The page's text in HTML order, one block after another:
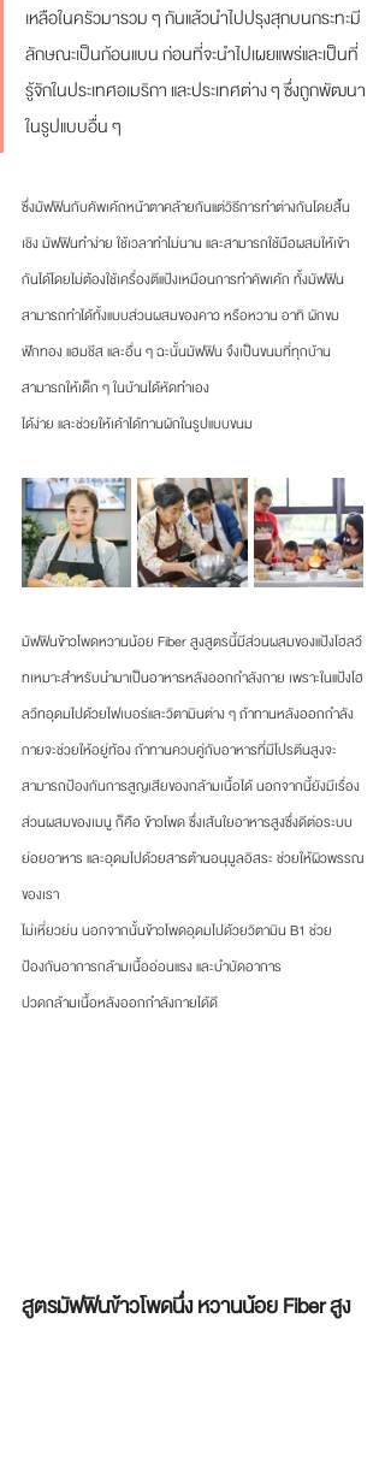
เหลือในครัวมารวม ๆ กันแล้วนำไปปรุงสุกบนกระทะมี
ลักษณะเป็นก้อนแบน ก่อนที่จะนำไปเผยแพร่และเป็นที่
รู้จักในประเทศอเมริกา และประเทศต่าง ๆ ซึ่งถูกพัฒนา
ในรูปแบบอื่น ๆ
ซึ่งมัฟฟินกับคัพเค้กหน้าตาคล้ายกันแต่วิธีการทำต่างกันโดยสิ้น
เชิง มัฟฟินทำง่าย ใช้เวลาทำไม่นาน และสามารถใช้มือผสมให้เข้า
กันได้โดยไม่ต้องใช้เครื่องตีแป้งเหมือนการทำคัพเค้ก ทั้งมัฟฟิน
สามารถทำได้ทั้งแบบส่วนผสมของคาว หรือหวาน อาทิ ผักขม
ฟักทอง แฮมชีส และอื่น ๆ ฉะนั้นมัฟฟิน จึงเป็นขนมที่ทุกบ้าน
สามารถให้เด็ก ๆ ในบ้านได้หัดทำเอง
ได้ง่าย และช่วยให้เค้าได้ทานผักในรูปแบบขนม
มัฟฟินข้าวโพดหวานน้อย Fiber สูงสูตรนี้มีส่วนผสมของแป้งโฮลวี
ทเหมาะสำหรับนำมาเป็นอาหารหลังออกกำลังกาย เพราะในแป้งโฮ
ลวีทอุดมไปด้วยไฟเบอร์และวิตามินต่าง ๆ ถ้าทานหลังออกกำลัง
กายจะช่วยให้อยู่ท้อง ถ้าทานควบคู่กับอาหารที่มีโปรตีนสูงจะ
สามารถป้องกันการสูญเสียของกล้ามเนื้อได้ นอกจากนี้ยังมีเรื่อง
ส่วนผสมของเมนู ก็คือ ข้าวโพด ซึ่งเส้นใยอาหารสูงซึ่งดีต่อระบบ
ย่อยอาหาร และอุดมไปด้วยสารต้านอนุมูลอิสระ ช่วยให้ผิวพรรณ
ของเรา
ไม่เหี่ยวย่น นอกจากนั้นข้าวโพดอุดมไปด้วยวิตามิน B1 ช่วย
ป้องกันอาการกล้ามเนื้ออ่อนแรง และบำบัดอาการ
ปวดกล้ามเนื้อหลังออกกำลังกายได้ดี
สูตรมัฟฟินข้าวโพดนึ่ง หวานน้อย Fiber สูง